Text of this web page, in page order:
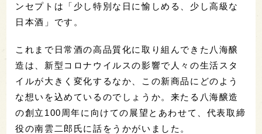
ンセプトは「少し特別な日に愉しめる、少し高級な
日本酒」です。
これまで日常酒の高品質化に取り組んできた八海醸
造は、新型コロナウイルスの影響で人々の生活スタ
イルが大きく変化するなか、この新商品にどのよう
な想いを込めているのでしょうか。来たる八海醸造
の創立100周年に向けての展望とあわせて、代表取締
役の南雲二郎氏に話をうかがいました。